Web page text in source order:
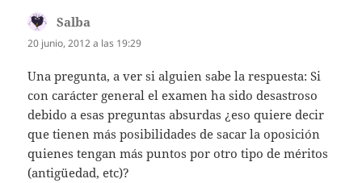
Salba
20 junio, 2012 a las 19:29
Una pregunta, a ver si alguien sabe la respuesta: Si
con carácter general el examen ha sido desastroso
debido a esas preguntas absurdas ¿eso quiere decir
que tienen más posibilidades de sacar la oposición
quienes tengan más puntos por otro tipo de méritos
(antigüedad, etc)?